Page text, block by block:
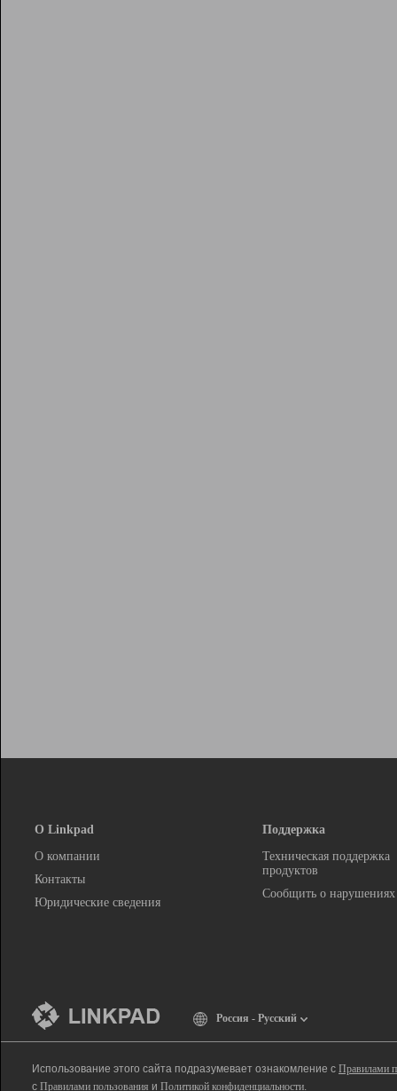
О Linkpad
О компании
Контакты
Юридические сведения
Поддержка
Техническая поддержка
продуктов
Сообщить о нарушениях
Россия - Русский
Использование этого сайта подразумевает ознакомление с Правилами
с Правилами пользования и Политикой конфиденциальности.